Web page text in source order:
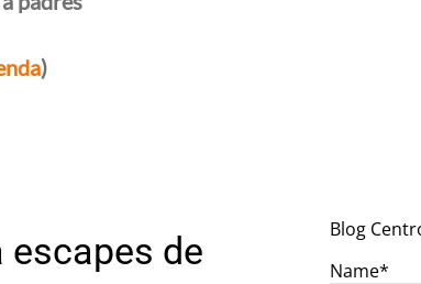
)
escapes de
Blog
Name*